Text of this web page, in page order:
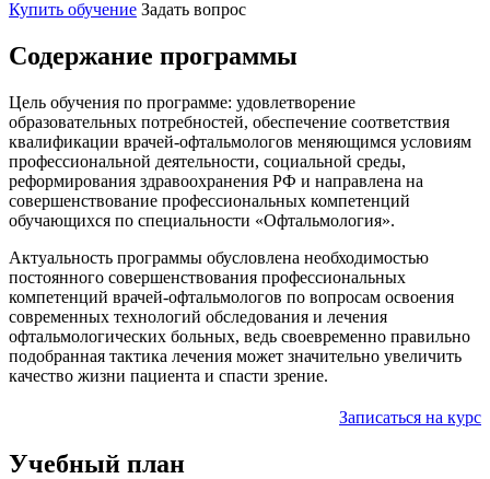
Купить обучение Задать вопрос
Содержание программы
Цель обучения по программе: удовлетворение
образовательных потребностей, обеспечение соответствия
квалификации врачей-офтальмологов меняющимся условиям
профессиональной деятельности, социальной среды,
реформирования здравоохранения РФ и направлена на
совершенствование профессиональных компетенций
обучающихся по специальности «Офтальмология».
Актуальность программы обусловлена необходимостью
постоянного совершенствования профессиональных
компетенций врачей-офтальмологов по вопросам освоения
современных технологий обследования и лечения
офтальмологических больных, ведь своевременно правильно
подобранная тактика лечения может значительно увеличить
качество жизни пациента и спасти зрение.
Записаться на курс
Учебный план